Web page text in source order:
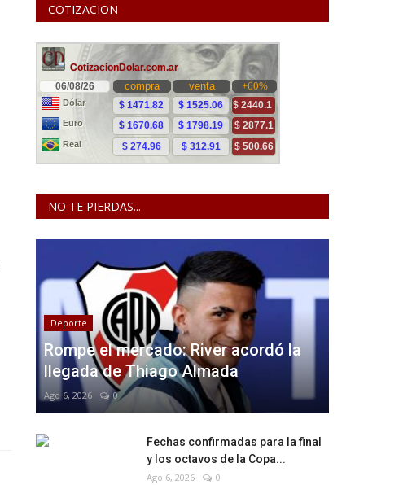
COTIZACION
NO TE PIERDAS...
Deporte
Rompe el mercado: River acordó la
llegada de Thiago Almada
Ago 6, 2026 0
Fechas confirmadas para la final
y los octavos de la Copa...
Ago 6, 2026 0